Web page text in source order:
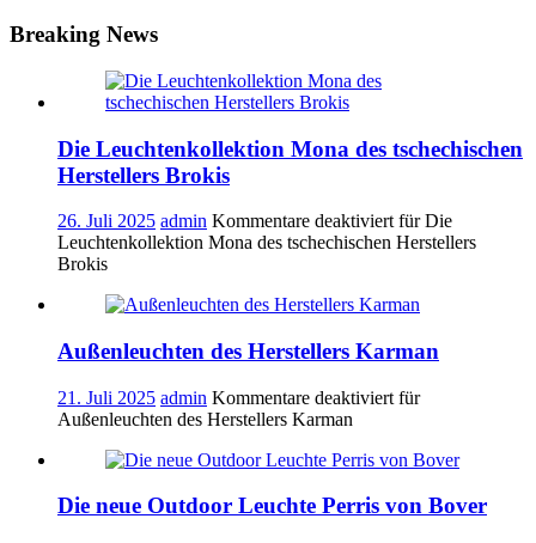
Breaking News
Die Leuchtenkollektion Mona des tschechischen
Herstellers Brokis
26. Juli 2025 admin Kommentare deaktiviert für Die
Leuchtenkollektion Mona des tschechischen Herstellers
Brokis
Außenleuchten des Herstellers Karman
21. Juli 2025 admin Kommentare deaktiviert für
Außenleuchten des Herstellers Karman
Die neue Outdoor Leuchte Perris von Bover